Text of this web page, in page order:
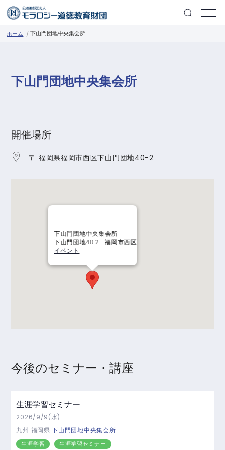
ホーム 下山門団地中央集会所
下山門団地中央集会所
開催場所
〒 福岡県福岡市西区下山門団地40-2
下山門団地中央集会所
下山門団地40-2 - 福岡市西区
イベント
今後のセミナー・講座
生涯学習セミナー
2026/9/9(水)
九州 福岡県下山門団地中央集会所
生涯学習 生涯学習セミナー